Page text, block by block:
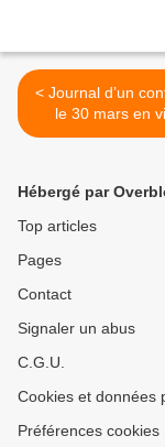
< Journal d’un confiné (16)
le 30 mars en
Rouen Nikita
quatre verres de
Hébergé par
Top articles
Pages
Contact
Signaler un abus
C.G.U.
Cookies et données
Préférences cookies